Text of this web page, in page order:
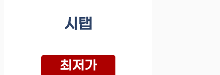
시탭
최저가